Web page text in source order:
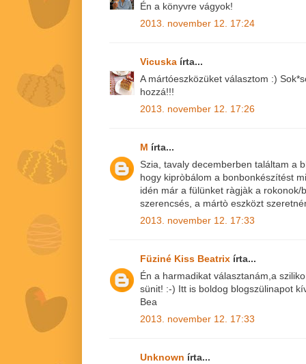
Én a könyvre vágyok!
2013. november 12. 17:24
Vicuska írta...
A mártóeszközüket választom :)
hozzá!!!
2013. november 12. 17:26
M írta...
Szia, tavaly decemberben találtam a
hogy kipròbálom a bonbonkészítést
idén már a fülünket ràgjàk a
szerencsés, a mártò eszközt
2013. november 12. 17:33
Füziné Kiss Beatrix írta...
Én a harmadikat választanám,a
sünit! :-) Itt is boldog blogszülinapot
Bea
2013. november 12. 17:33
Unknown írta...